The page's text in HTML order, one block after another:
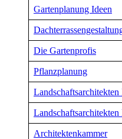
Gartenplanung Ideen
Die Gartenprofis
Pflanzplanung
Architektenkammer